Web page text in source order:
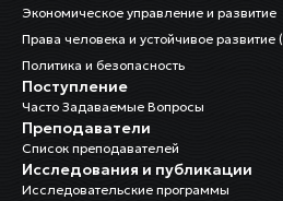
Экономическое управление и развитие
Права человека и устойчивое развитие
Политика и безопасность
Поступление
Часто Задаваемые Вопросы
Преподаватели
Список преподавателей
Исследования и публикации
Исследовательские программы